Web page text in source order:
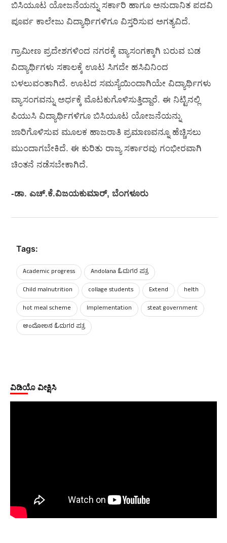
ಬಿಸಿಯೂಟ ಯೋಜನೆಯನ್ನು ಸರ್ಕಾರಿ ಹಾಗೂ ಅನುದಾನಿತ ಪದವಿ
ಪೂರ್ವ ಕಾಲೇಜು ವಿದ್ಯಾರ್ಥಿಗಳಿಗೂ ವಿಸ್ತರಿಸುವ ಅಗತ್ಯವಿದೆ.
ಗ್ರಾಮೀಣ ಪ್ರದೇಶಗಳಿಂದ ನಗರಕ್ಕೆ ವ್ಯಾಸಂಗಕ್ಕಾಗಿ ಬರುವ ಬಡ
ವಿದ್ಯಾರ್ಥಿಗಳು ಸಕಾಲಕ್ಕೆ ಊಟ ಸಿಗದೇ ಹಸಿವಿನಿಂದ
ಬಳಲುವಂತಾಗಿದೆ. ಊಟದ ಸಮಸ್ಯೆಯಿಂದಾಗಿಯೇ ವಿದ್ಯಾರ್ಥಿಗಳು
ವ್ಯಾಸಂಗವನ್ನು ಅರ್ಧಕ್ಕೆ ಮೊಟಕುಗೊಳಿಸುತ್ತಿದ್ದಾರೆ. ಈ ನಿಟ್ಟಿನಲ್ಲಿ
ಪಿಯುಸಿ ವಿದ್ಯಾರ್ಥಿಗಳಿಗೂ ಬಿಸಿಯೂಟ ಯೋಜನೆಯನ್ನು
ಜಾರಿಗೊಳಿಸುವ ಮೂಲಕ ಹಾಜರಾತಿ ಪ್ರಮಾಣವನ್ನೂ ಹೆಚ್ಚಿಸಲು
ಮುಂದಾಗಬೇಕಿದೆ. ಈ ಕುರಿತು ರಾಜ್ಯ ಸರ್ಕಾರವು ಗಂಭೀರವಾಗಿ
ಚಿಂತನೆ ನಡೆಸಬೇಕಾಗಿದೆ.
-ಡಾ. ಎಚ್.ಕೆ.ವಿಜಯಕುಮಾರ್, ಬೆಂಗಳೂರು
Tags:
Academic progress
Andolana ಓದುಗರ ಪತ್ರ
Child malnutrition
collage students Extend
helth
hot meal scheme
Implementation
steat government
ಆಂದೋಲನ ಓದುಗರ ಪತ್ರ
ವಿಡಿಯೊ ವೀಕ್ಷಿಸಿ